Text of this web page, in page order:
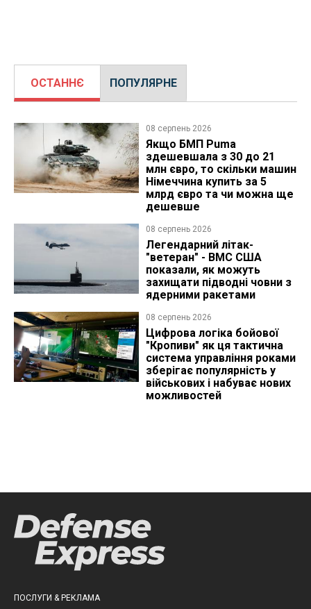
ОСТАННЄ ПОПУЛЯРНЕ
08 серпень 2026
Якщо БМП Puma
здешевшала з 30 до 21
млн євро, то скільки машин
Німеччина купить за 5
млрд євро та чи можна ще
дешевше
08 серпень 2026
Легендарний літак-
"ветеран" - ВМС США
показали, як можуть
захищати підводні човни з
ядерними ракетами
08 серпень 2026
Цифрова логіка бойової
"Кропиви" як ця тактична
система управління роками
зберігає популярність у
військових і набуває нових
можливостей
ПОСЛУГИ & РЕКЛАМА